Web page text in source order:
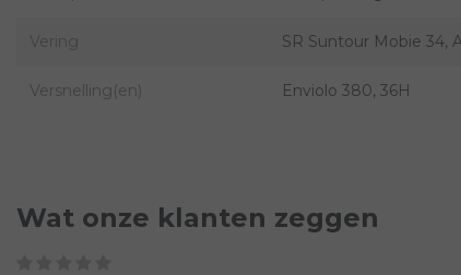
Vering SR Suntour Mobie 34,
Versnelling(en) Enviolo 380, 36H
Wat onze klanten zeggen